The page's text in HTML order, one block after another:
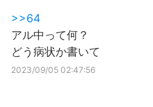
>>64
アル中って何？
どう病状か書いて
2023/09/05 02:47:56